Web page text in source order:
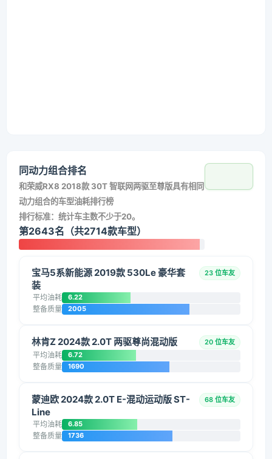
同动力组合排名
和荣威RX8 2018款 30T 智联网两驱至尊版具有相同
动力组合的车型油耗排行榜
排行标准：统计车主数不少于20。
第2643名（共2714款车型）
宝马5系新能源 2019款 530Le 豪华套
装
23 位车友
平均油耗 6.22
整备质量 2005
林肯Z 2024款 2.0T 两驱尊尚混动版 20 位车友
平均油耗 6.72
整备质量 1690
蒙迪欧 2024款 2.0T E-混动运动版 ST-
Line
68 位车友
平均油耗 6.85
整备质量 1736